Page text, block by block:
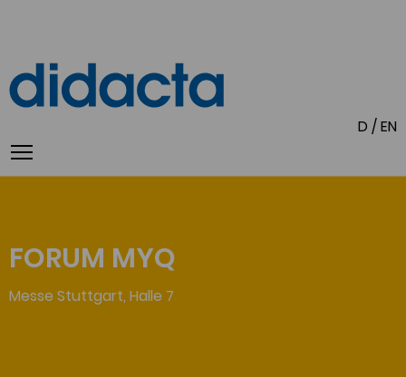
D /EN
FORUM MYQ
Messe Stuttgart, Halle 7